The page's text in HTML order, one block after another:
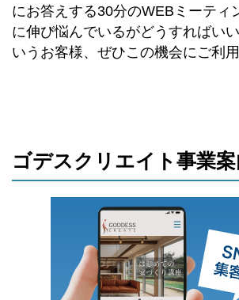
にお答えする30分のWEBミーティ
に伸び悩んでいるがどうすればい
いうお客様、ぜひこの機会にご利用
ゴデスクリエイト事業案